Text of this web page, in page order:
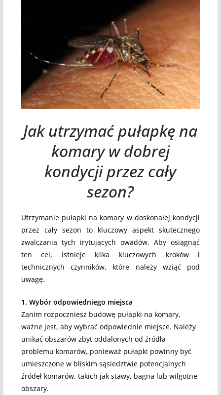
Jak utrzymać pułapkę na
komary w dobrej
kondycji przez cały
sezon?
Utrzymanie pułapki na komary w doskonałej kondycji
przez cały sezon to kluczowy aspekt skutecznego
zwalczania tych irytujących owadów. Aby osiągnąć
ten cel, istnieje kilka kluczowych kroków i
technicznych czynników, które należy wziąć pod
uwagę.
1. Wybór odpowiedniego miejsca
Zanim rozpoczniesz budowę pułapki na komary,
ważne jest, aby wybrać odpowiednie miejsce. Należy
unikać obszarów zbyt oddalonych od źródła
problemu komarów, ponieważ pułapki powinny być
umieszczone w bliskim sąsiedztwie potencjalnych
źródeł komarów, takich jak stawy, bagna lub wilgotne
obszary.